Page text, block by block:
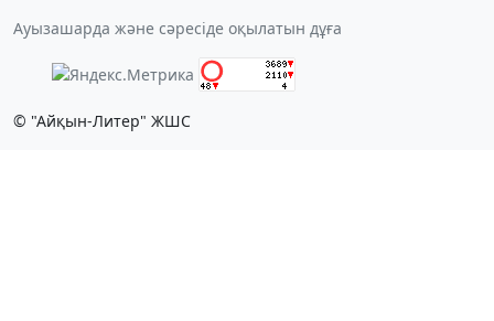
Ауызашарда және сәресіде оқылатын дұға
© "Айқын-Литер" ЖШС